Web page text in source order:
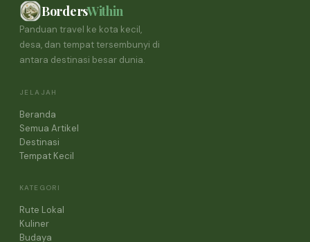
BordersWithin
Panduan travel ke kota kecil,
desa, dan tempat tersembunyi di
antara destinasi besar dunia.
JELAJAH
Beranda
Semua Artikel
Destinasi
Tempat Kecil
KATEGORI
Rute Lokal
Kuliner
Budaya